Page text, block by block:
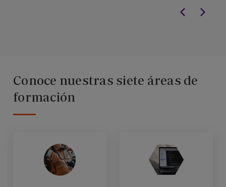
Conoce nuestras siete áreas de
formación